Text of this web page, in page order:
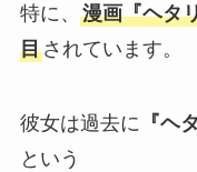
特に、 漫画『ヘタ
目されています。
彼女は過去に 『ヘ
という